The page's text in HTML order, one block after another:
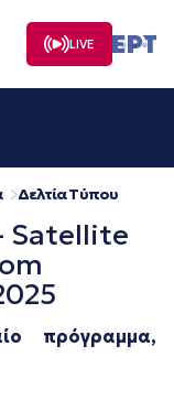
LIVE
Δελτία Τύπου
Satellite
πρόγραμμα,